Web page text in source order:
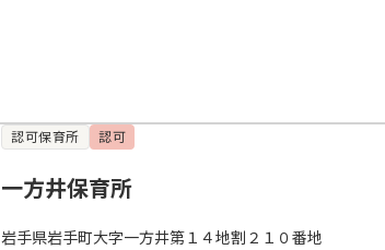
認可保育所 認可
一方井保育所
岩手県岩手町大字一方井第１４地割２１０番地